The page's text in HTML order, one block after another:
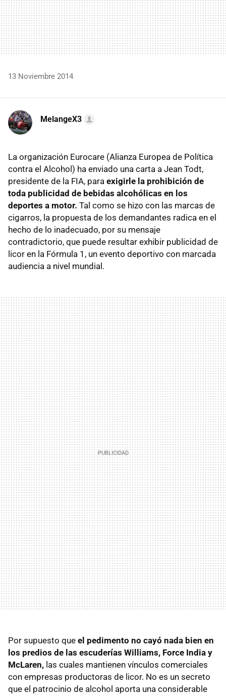
13 Noviembre 2014
MelangeX3
La organización Eurocare (Alianza Europea de Política
contra el Alcohol) ha enviado una carta a Jean Todt,
presidente de la FIA, para exigirle la prohibición de
toda publicidad de bebidas alcohólicas en los
deportes a motor. Tal como se hizo con las marcas de
cigarros, la propuesta de los demandantes radica en el
hecho de lo inadecuado, por su mensaje
contradictorio, que puede resultar exhibir publicidad de
licor en la Fórmula 1, un evento deportivo con marcada
audiencia a nivel mundial.
Por supuesto que el pedimento no cayó nada bien en
los predios de las escuderías Williams, Force India y
McLaren, las cuales mantienen vínculos comerciales
con empresas productoras de licor. No es un secreto
que el patrocinio de alcohol aporta una considerable